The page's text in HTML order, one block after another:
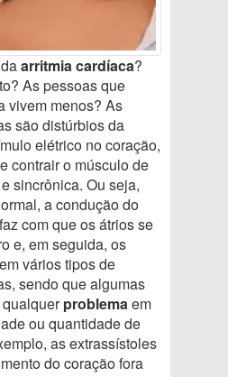
arritmia cardíaca?
As pessoas que
vivem menos? As
são distúrbios da
elétrico no coração,
contrair o músculo de
sincrônica. Ou seja,
a condução do
com que os átrios se
e, em seguida, os
vários tipos de
sendo que algumas
problemaem
ou quantidade de
as extrassístoles
do coração fora